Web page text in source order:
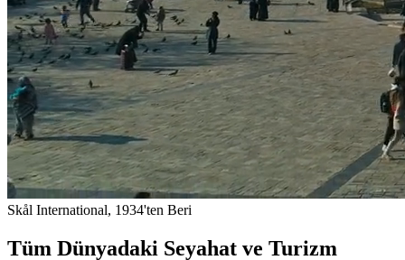
Skål International, 1934'ten Beri
Tüm Dünyadaki Seyahat ve Turizm